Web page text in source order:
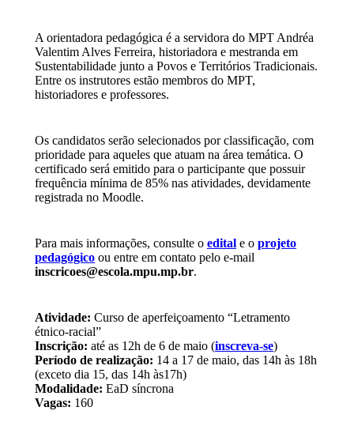
A orientadora pedagógica é a servidora do MPT Andréa
Valentim Alves Ferreira, historiadora e mestranda em
Sustentabilidade junto a Povos e Territórios Tradicionais.
Entre os instrutores estão membros do MPT,
historiadores e professores.
Os candidatos serão selecionados por classificação, com
prioridade para aqueles que atuam na área temática. O
certificado será emitido para o participante que possuir
frequência mínima de 85% nas atividades, devidamente
registrada no Moodle.
Para mais informações, consulte o edital e o projeto
pedagógico ou entre em contato pelo e-mail
inscricoes@escola.mpu.mp.br.
Atividade: Curso de aperfeiçoamento “Letramento
étnico-racial”
Inscrição: até as 12h de 6 de maio (inscreva-se)
Período de realização: 14 a 17 de maio, das 14h às 18h
(exceto dia 15, das 14h às17h)
Modalidade: EaD síncrona
Vagas: 160